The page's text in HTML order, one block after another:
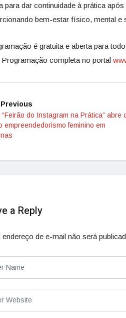
para dar continuidade à prática
bem-estar físico, mental e
é gratuita e aberta para
completa no portal
Previous
do Instagram na Prática” abre
empreendedorismo feminino em
a Reply
endereço de e-mail não será